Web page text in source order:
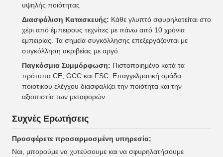
υψηλής ποιότητας
Διασφάλιση Κατασκευής: Κάθε γλυπτό σφυρηλατείται στο
χέρι από έμπειρους τεχνίτες με πάνω από 10 χρόνια
εμπειρίας. Τα σημεία συγκόλλησης επεξεργάζονται με
συγκόλληση ακριβείας με αργό.
Παγκόσμια Συμμόρφωση: Πιστοποιημένο κατά τα
πρότυπα CE, GCC και FSC. Επαγγελματική ομάδα
ποιοτικού ελέγχου διασφαλίζει την ποιότητα και την
αξιοπιστία των μεταφορών
Συχνές Ερωτήσεις
Προσφέρετε προσαρμοσμένη υπηρεσία;
Ναι, μπορούμε να χυτεύσουμε και να σφυρηλατήσουμε